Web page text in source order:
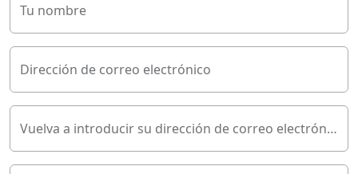
Tu nombre
Dirección de correo electrónico
Vuelva a introducir su dirección de correo electrónico